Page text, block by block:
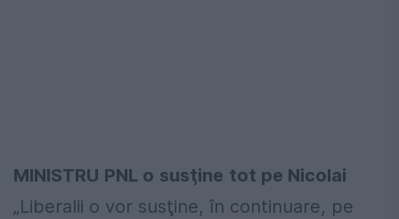
MINISTRU PNL o susţine tot pe Nicolai
„Liberalii o vor susţine, în continuare, pe